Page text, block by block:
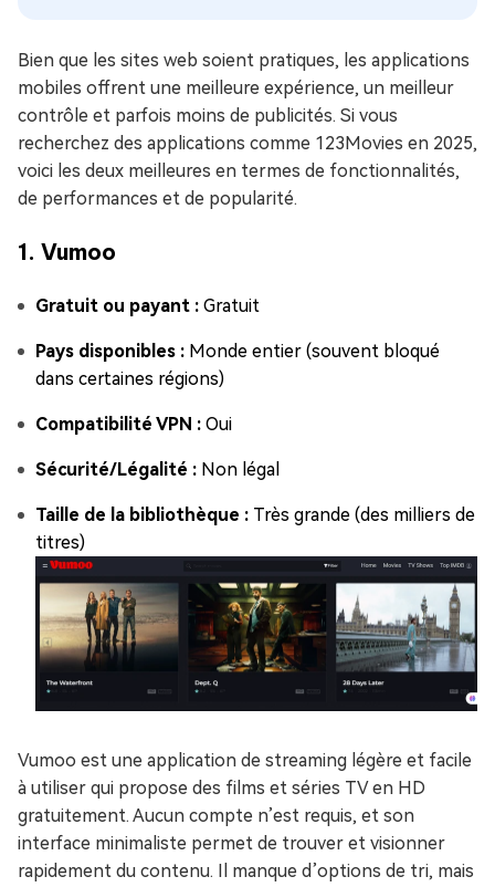
Bien que les sites web soient pratiques, les applications
mobiles offrent une meilleure expérience, un meilleur
contrôle et parfois moins de publicités. Si vous
recherchez des applications comme 123Movies en 2025,
voici les deux meilleures en termes de fonctionnalités,
de performances et de popularité.
1. Vumoo
Gratuit ou payant : Gratuit
Pays disponibles : Monde entier (souvent bloqué
dans certaines régions)
Compatibilité VPN : Oui
Sécurité/Légalité : Non légal
Taille de la bibliothèque : Très grande (des milliers de
titres)
Vumoo est une application de streaming légère et facile
à utiliser qui propose des films et séries TV en HD
gratuitement. Aucun compte n’est requis, et son
interface minimaliste permet de trouver et visionner
rapidement du contenu. Il manque d’options de tri, mais